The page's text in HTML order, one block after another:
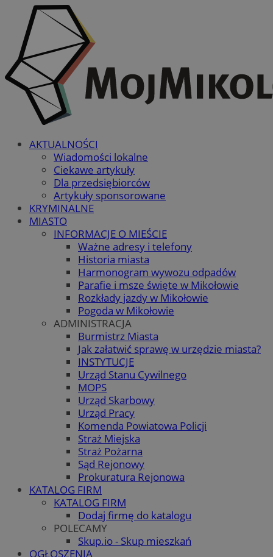
AKTUALNOŚCI
Wiadomości lokalne
Ciekawe artykuły
Dla przedsiębiorców
Artykuły sponsorowane
KRYMINALNE
MIASTO
INFORMACJE O MIEŚCIE
Ważne adresy i telefony
Historia miasta
Harmonogram wywozu odpadów
Parafie i msze święte w Mikołowie
Rozkłady jazdy w Mikołowie
Pogoda w Mikołowie
ADMINISTRACJA
Burmistrz Miasta
Jak załatwić sprawę w urzędzie miasta?
INSTYTUCJE
Urząd Stanu Cywilnego
MOPS
Urząd Skarbowy
Urząd Pracy
Komenda Powiatowa Policji
Straż Miejska
Straż Pożarna
Sąd Rejonowy
Prokuratura Rejonowa
KATALOG FIRM
KATALOG FIRM
Dodaj firmę do katalogu
POLECAMY
Skup.io - Skup mieszkań
OGŁOSZENIA